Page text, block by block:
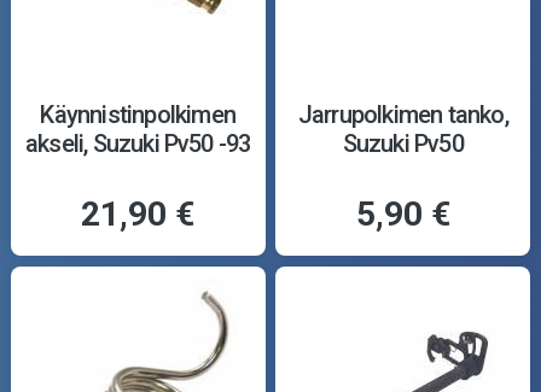
Käynnistinpolkimen
akseli, Suzuki Pv50 -93
21,90 €
Jarrupolkimen tanko,
Suzuki Pv50
5,90 €